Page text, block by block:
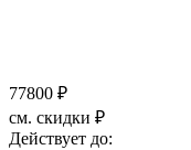
77800 ₽
см. скидки ₽
Действует до: